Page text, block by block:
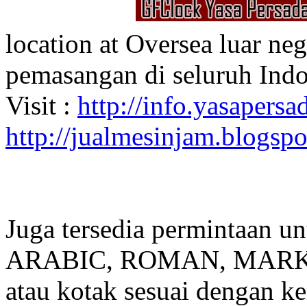
location at Oversea luar
pemasangan di seluruh
Visit : http://
http://
Juga tersedia permintaan
ARABIC, ROMAN,
atau kotak sesuai dengan